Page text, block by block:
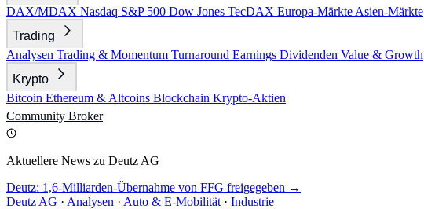
DAX/MDAX Nasdaq S&P 500 Dow Jones TecDAX Europa-Märkte Asien-Märkte
Trading
Analysen Trading & Momentum Turnaround Earnings Dividenden Value & Growth
Krypto
Bitcoin Ethereum & Altcoins Blockchain Krypto-Aktien
Community Broker
Aktuellere News zu Deutz AG
Deutz: 1,6-Milliarden-Übernahme von FFG freigegeben →
Deutz AG · Analysen · Auto & E-Mobilität · Industrie